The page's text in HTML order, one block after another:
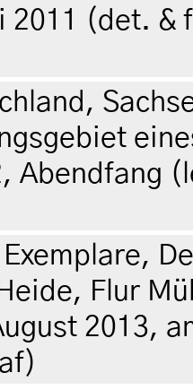
2011 (det.
Abendfang
Flur
2013,